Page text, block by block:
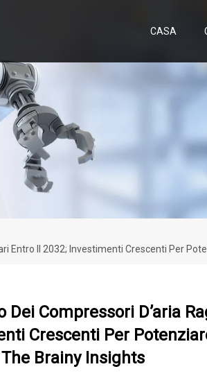
CASA
Entro Il 2032; Investimenti Crescenti Per
Dei Compressori D’aria
Crescenti Per
Brainy Insights